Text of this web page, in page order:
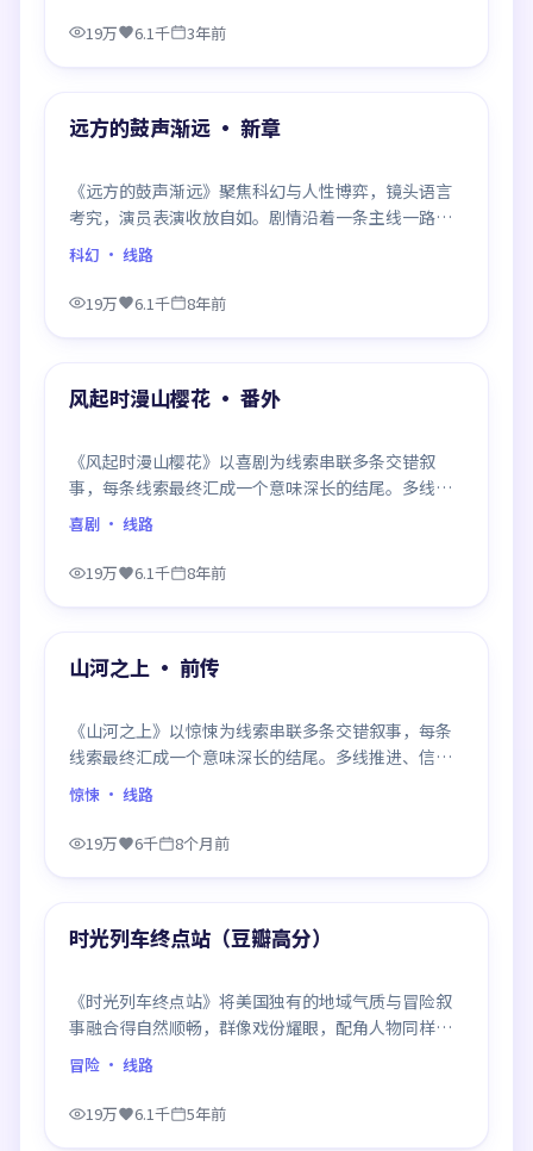
19万 6.1千 3年前
精选
远方的鼓声渐远 · 新章
《远方的鼓声渐远》聚焦科幻与人性博弈，镜头语言
考究，演员表演收放自如。剧情沿着一条主线一路反
转，每次揭晓都重塑前情认知，悬念感拉满。
科幻 · 线路
19万 6.1千 8年前
精选
风起时漫山樱花 · 番外
《风起时漫山樱花》以喜剧为线索串联多条交错叙
事，每条线索最终汇成一个意味深长的结尾。多线推
进、信息密度大，二刷时仍有新发现。
喜剧 · 线路
19万 6.1千 8年前
精选
山河之上 · 前传
《山河之上》以惊悚为线索串联多条交错叙事，每条
线索最终汇成一个意味深长的结尾。多线推进、信息
密度大，二刷时仍有新发现。
惊悚 · 线路
19万 6千 8个月前
精选
时光列车终点站（豆瓣高分）
《时光列车终点站》将美国独有的地域气质与冒险叙
事融合得自然顺畅，群像戏份耀眼，配角人物同样鲜
活，整部作品质感扎实。
冒险 · 线路
19万 6.1千 5年前